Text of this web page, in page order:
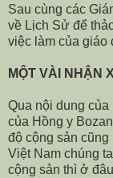
Sau cùng các
về Lịch Sử để
việc làm của giáo
MỘT VÀI NHẬN
Qua nội dung
của Hồng y
độ cộng sản
Việt Nam chúng
cộng sản thì ở